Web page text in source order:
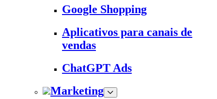
Google Shopping
Aplicativos para canais de
vendas
ChatGPT Ads
Marketing